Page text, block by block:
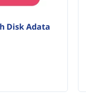
Disk Adata